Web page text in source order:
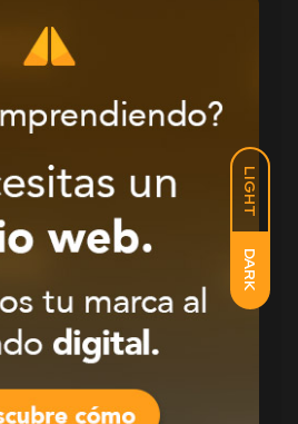
LIGHT
DARK